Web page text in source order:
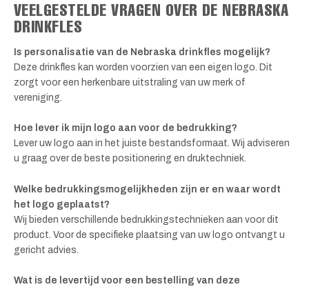
VEELGESTELDE VRAGEN OVER DE NEBRASKA
DRINKFLES
Is personalisatie van de Nebraska drinkfles mogelijk?
Deze drinkfles kan worden voorzien van een eigen logo. Dit
zorgt voor een herkenbare uitstraling van uw merk of
vereniging.
Hoe lever ik mijn logo aan voor de bedrukking?
Lever uw logo aan in het juiste bestandsformaat. Wij adviseren
u graag over de beste positionering en druktechniek.
Welke bedrukkingsmogelijkheden zijn er en waar wordt
het logo geplaatst?
Wij bieden verschillende bedrukkingstechnieken aan voor dit
product. Voor de specifieke plaatsing van uw logo ontvangt u
gericht advies.
Wat is de levertijd voor een bestelling van deze